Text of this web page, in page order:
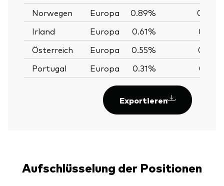
Norwegen
Europa 0.89%
0.88%
Irland
Europa 0.61%
0.61%
Österreich
Europa 0.55%
0.55%
Portugal
Europa 0.31% 0.31%
Exportieren
Aufschlüsselung der Positionen